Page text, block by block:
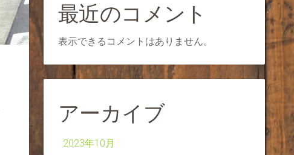
最近のコメント
表示できるコメントはありません。
アーカイブ
2023年10月